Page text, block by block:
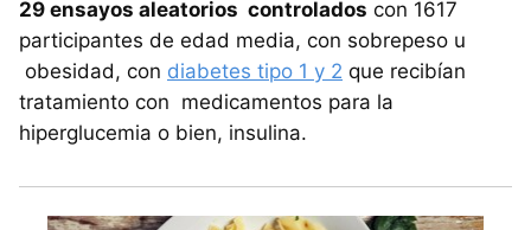
29 ensayos aleatorios controlados con 1617
participantes de edad media, con sobrepeso u
obesidad, con diabetes tipo 1 y 2 que recibían
tratamiento con medicamentos para la
hiperglucemia o bien, insulina.